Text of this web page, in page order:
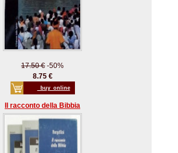
17.50 € -50%
8.75 €
_buy_online
Il racconto della Bibbia